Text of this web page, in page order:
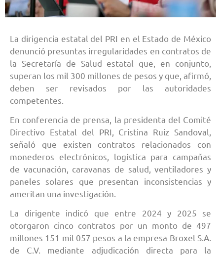
La dirigencia estatal del PRI en el Estado de México
denunció presuntas irregularidades en contratos de
la Secretaría de Salud estatal que, en conjunto,
superan los mil 300 millones de pesos y que, afirmó,
deben ser revisados por las autoridades
competentes.
En conferencia de prensa, la presidenta del Comité
Directivo Estatal del PRI, Cristina Ruiz Sandoval,
señaló que existen contratos relacionados con
monederos electrónicos, logística para campañas
de vacunación, caravanas de salud, ventiladores y
paneles solares que presentan inconsistencias y
ameritan una investigación.
La dirigente indicó que entre 2024 y 2025 se
otorgaron cinco contratos por un monto de 497
millones 151 mil 057 pesos a la empresa Broxel S.A.
de C.V. mediante adjudicación directa para la